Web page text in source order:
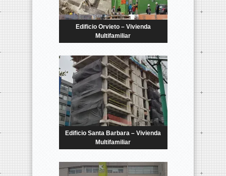
Edificio Orvieto – Vivienda
Multifamiliar
Edificio Santa Barbara – Vivienda
Multifamiliar